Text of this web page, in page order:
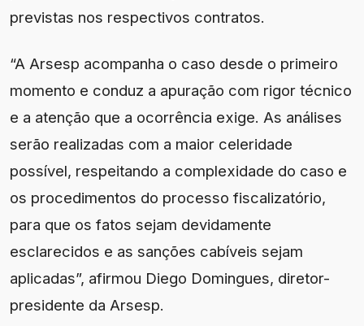
previstas nos respectivos contratos.
“A Arsesp acompanha o caso desde o primeiro
momento e conduz a apuração com rigor técnico
e a atenção que a ocorrência exige. As análises
serão realizadas com a maior celeridade
possível, respeitando a complexidade do caso e
os procedimentos do processo fiscalizatório,
para que os fatos sejam devidamente
esclarecidos e as sanções cabíveis sejam
aplicadas”, afirmou Diego Domingues, diretor-
presidente da Arsesp.